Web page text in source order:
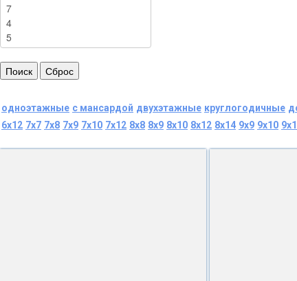
одноэтажные с мансардой двухэтажные круглогодичные
6x12 7x7 7x8 7x9 7x10 7x12 8x8 8x9 8x10 8x12 8x14 9x9 9x10